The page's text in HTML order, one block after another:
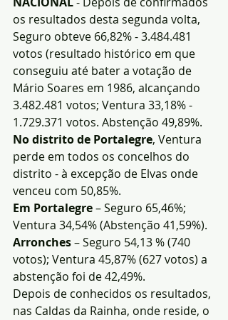
os resultados desta segunda volta,
Seguro obteve 66,82% - 3.484.481
votos (resultado histórico em que
conseguiu até bater a votação de
Mário Soares em 1986, alcançando
3.482.481 votos; Ventura 33,18% -
1.729.371 votos. Abstenção 49,89%.
No distrito de Portalegre, Ventura
perde em todos os concelhos do
distrito - à excepção de Elvas onde
venceu com 50,85%.
Em Portalegre – Seguro 65,46%;
Ventura 34,54% (Abstenção 41,59%).
Arronches – Seguro 54,13 % (740
votos); Ventura 45,87% (627 votos) a
abstenção foi de 42,49%.
Depois de conhecidos os resultados,
nas Caldas da Rainha, onde reside, o